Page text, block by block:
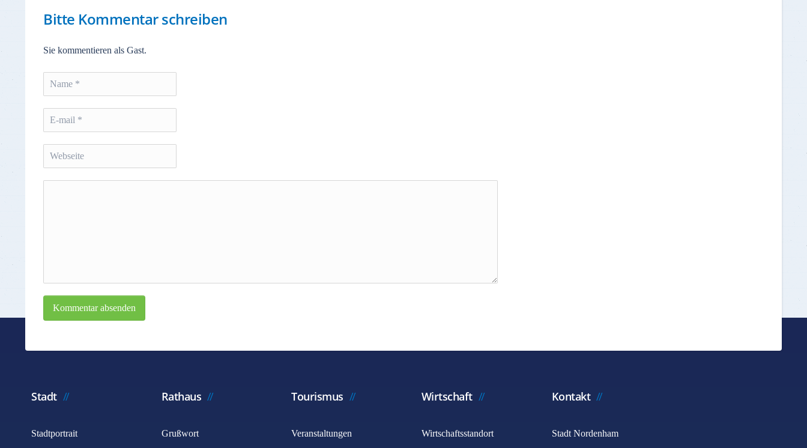
Bitte Kommentar schreiben
Sie kommentieren als Gast.
Kommentar absenden
Stadt
Stadtportrait
Rathaus
Grußwort
Tourismus
Veranstaltungen
Wirtschaft
Wirtschaftsstandort
Kontakt
Stadt Nordenham